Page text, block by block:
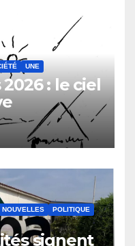
UNE
: le ciel
NOUVELLES
POLITIQUE
signent